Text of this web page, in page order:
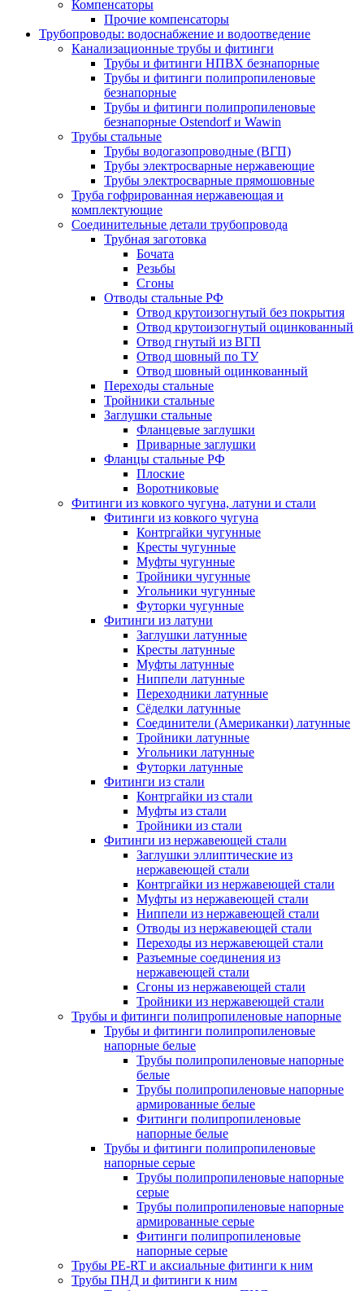
Компенсаторы
Прочие компенсаторы
Трубопроводы: водоснабжение и водоотведение
Канализационные трубы и фитинги
Трубы и фитинги НПВХ безнапорные
Трубы и фитинги полипропиленовые
безнапорные
Трубы и фитинги полипропиленовые
безнапорные Ostendorf и Wawin
Трубы стальные
Трубы водогазопроводные (ВГП)
Трубы электросварные нержавеющие
Трубы электросварные прямошовные
Труба гофрированная нержавеющая и
комплектующие
Соединительные детали трубопровода
Трубная заготовка
Бочата
Резьбы
Сгоны
Отводы стальные РФ
Отвод крутоизогнутый без покрытия
Отвод крутоизогнутый оцинкованный
Отвод гнутый из ВГП
Отвод шовный по ТУ
Отвод шовный оцинкованный
Переходы стальные
Тройники стальные
Заглушки стальные
Фланцевые заглушки
Приварные заглушки
Фланцы стальные РФ
Плоские
Воротниковые
Фитинги из ковкого чугуна, латуни и стали
Фитинги из ковкого чугуна
Контргайки чугунные
Кресты чугунные
Муфты чугунные
Тройники чугунные
Угольники чугунные
Футорки чугунные
Фитинги из латуни
Заглушки латунные
Кресты латунные
Муфты латунные
Ниппели латунные
Переходники латунные
Сёделки латунные
Соединители (Американки) латунные
Тройники латунные
Угольники латунные
Футорки латунные
Фитинги из стали
Контргайки из стали
Муфты из стали
Тройники из стали
Фитинги из нержавеющей стали
Заглушки эллиптические из
нержавеющей стали
Контргайки из нержавеющей стали
Муфты из нержавеющей стали
Ниппели из нержавеющей стали
Отводы из нержавеющей стали
Переходы из нержавеющей стали
Разъемные соединения из
нержавеющей стали
Сгоны из нержавеющей стали
Тройники из нержавеющей стали
Трубы и фитинги полипропиленовые напорные
Трубы и фитинги полипропиленовые
напорные белые
Трубы полипропиленовые напорные
белые
Трубы полипропиленовые напорные
армированные белые
Фитинги полипропиленовые
напорные белые
Трубы и фитинги полипропиленовые
напорные серые
Трубы полипропиленовые напорные
серые
Трубы полипропиленовые напорные
армированные серые
Фитинги полипропиленовые
напорные серые
Трубы PE-RT и аксиальные фитинги к ним
Трубы ПНД и фитинги к ним